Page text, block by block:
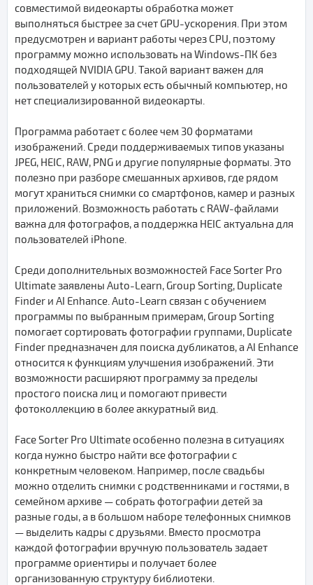
совместимой видеокарты обработка может
выполняться быстрее за счет GPU-ускорения. При этом
предусмотрен и вариант работы через CPU, поэтому
программу можно использовать на Windows-ПК без
подходящей NVIDIA GPU. Такой вариант важен для
пользователей у которых есть обычный компьютер, но
нет специализированной видеокарты.
Программа работает с более чем 30 форматами
изображений. Среди поддерживаемых типов указаны
JPEG, HEIC, RAW, PNG и другие популярные форматы. Это
полезно при разборе смешанных архивов, где рядом
могут храниться снимки со смартфонов, камер и разных
приложений. Возможность работать с RAW-файлами
важна для фотографов, а поддержка HEIC актуальна для
пользователей iPhone.
Среди дополнительных возможностей Face Sorter Pro
Ultimate заявлены Auto-Learn, Group Sorting, Duplicate
Finder и AI Enhance. Auto-Learn связан с обучением
программы по выбранным примерам, Group Sorting
помогает сортировать фотографии группами, Duplicate
Finder предназначен для поиска дубликатов, а AI Enhance
относится к функциям улучшения изображений. Эти
возможности расширяют программу за пределы
простого поиска лиц и помогают привести
фотоколлекцию в более аккуратный вид.
Face Sorter Pro Ultimate особенно полезна в ситуациях
когда нужно быстро найти все фотографии с
конкретным человеком. Например, после свадьбы
можно отделить снимки с родственниками и гостями, в
семейном архиве — собрать фотографии детей за
разные годы, а в большом наборе телефонных снимков
— выделить кадры с друзьями. Вместо просмотра
каждой фотографии вручную пользователь задает
программе ориентиры и получает более
организованную структуру библиотеки.